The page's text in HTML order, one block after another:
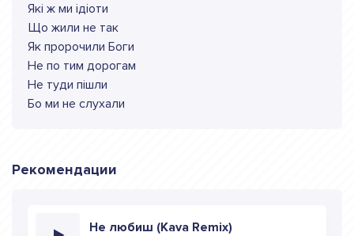
Які ж ми ідіоти
Що жили не так
Як пророчили Боги
Не по тим дорогам
Не туди пішли
Бо ми не слухали
Рекомендации
Не любиш (Kava Remix)